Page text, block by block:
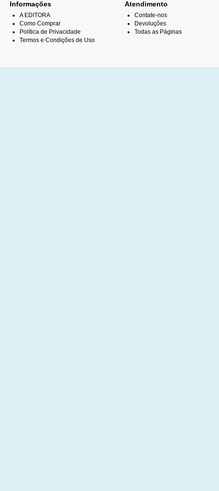
Informações
A EDITORA
Como Comprar
Política de Privacidade
Termos e Condições de Uso
Atendimento
Contate-nos
Devoluções
Todas as Páginas